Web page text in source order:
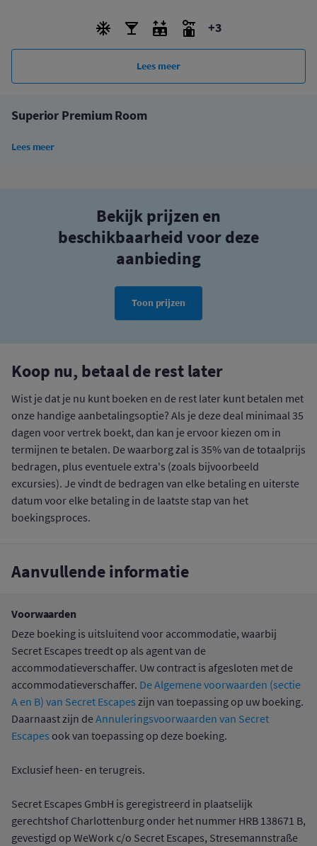
+3
Lees meer
Superior Premium Room
Lees meer
Bekijk prijzen en
beschikbaarheid voor deze
aanbieding
Toon prijzen
Koop nu, betaal de rest later
Wist je dat je nu kunt boeken en de rest later kunt betalen met
onze handige aanbetalingsoptie? Als je deze deal minimaal 35
dagen voor vertrek boekt, dan kan je ervoor kiezen om in
termijnen te betalen. De waarborg zal is 35% van de totaalprijs
bedragen, plus eventuele extra's (zoals bijvoorbeeld
excursies). Je vindt de bedragen van elke betaling en uiterste
datum voor elke betaling in de laatste stap van het
boekingsproces.
Aanvullende informatie
Voorwaarden
Deze boeking is uitsluitend voor accommodatie, waarbij
Secret Escapes treedt op als agent van de
accommodatieverschaffer. Uw contract is afgesloten met de
accommodatieverschaffer. De Algemene voorwaarden (sectie
A en B) van Secret Escapes zijn van toepassing op uw boeking.
Daarnaast zijn deAnnuleringsvoorwaarden van Secret
Escapes ook van toepassing op deze boeking.
Exclusief heen- en terugreis.
Secret Escapes GmbH is geregistreerd in plaatselijk
gerechtshof Charlottenburg onder het nummer HRB 138671 B,
gevestigd op WeWork c/o Secret Escapes, Stresemannstraße